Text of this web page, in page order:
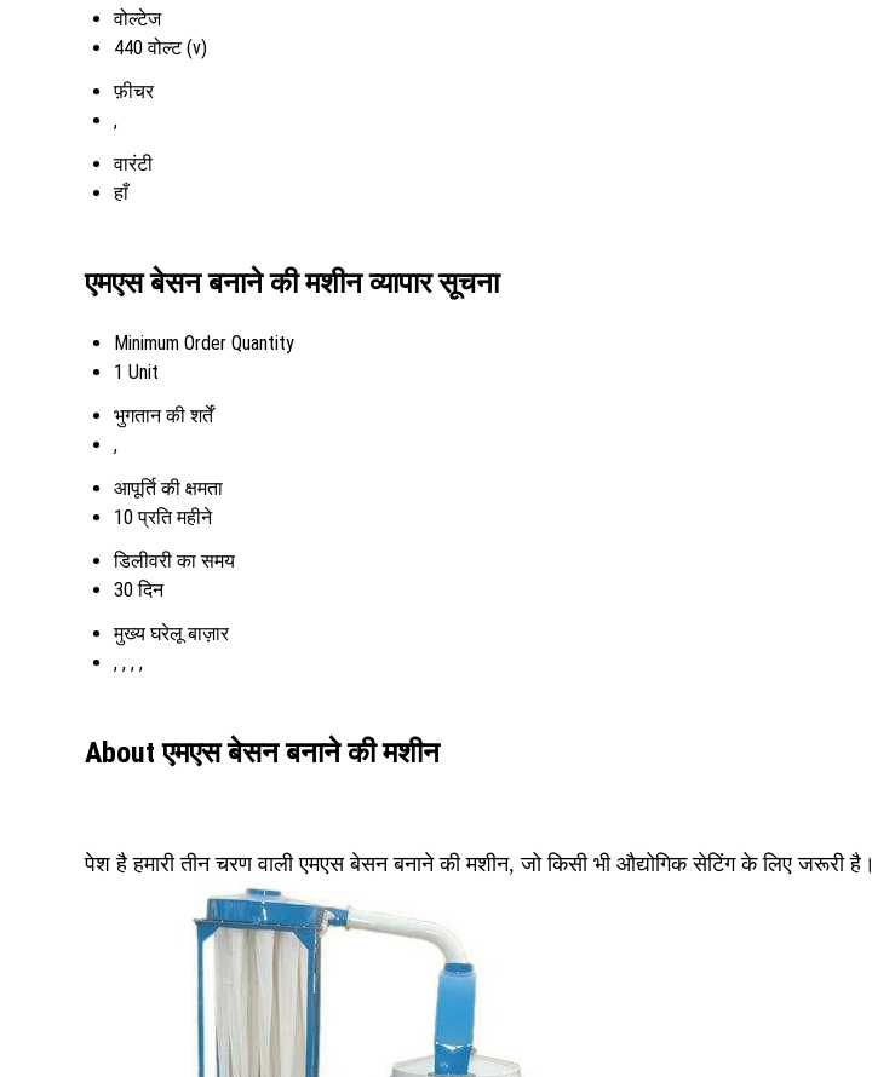
वोल्टेज
440 वोल्ट (v)
फ़ीचर
,
वारंटी
हाँ
एमएस बेसन बनाने की मशीन व्यापार सूचना
Minimum Order Quantity
1 Unit
भुगतान की शर्तें
,
आपूर्ति की क्षमता
10 प्रति महीने
डिलीवरी का समय
30 दिन
मुख्य घरेलू बाज़ार
, , , ,
About एमएस बेसन बनाने की मशीन
पेश है हमारी तीन चरण वाली एमएस बेसन बनाने की मशीन, जो किसी भी औद्योगिक सेटिंग के लिए जरूरी है।